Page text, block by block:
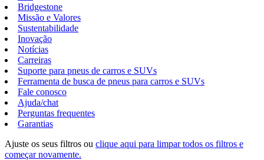
Bridgestone
Missão e Valores
Sustentabilidade
Inovação
Notícias
Carreiras
Suporte para pneus de carros e SUVs
Ferramenta de busca de pneus para carros e SUVs
Fale conosco
Ajuda/chat
Perguntas frequentes
Garantias
Ajuste os seus filtros ou clique aqui para limpar todos os filtros e
começar novamente.